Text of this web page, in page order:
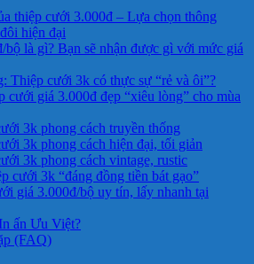
thiệp cưới 3.000đ – Lựa chọn thông
hiện đại
là gì? Bạn sẽ nhận được gì với mức giá
Thiệp cưới 3k có thực sự “rẻ và ôi”?
cưới giá 3.000đ đẹp “xiêu lòng” cho mùa
3k phong cách truyền thống
3k phong cách hiện đại, tối giản
3k phong cách vintage, rustic
cưới 3k “đáng đồng tiền bát gạo”
giá 3.000đ/bộ uy tín, lấy nhanh tại
ấn Ưu Việt?
(FAQ)